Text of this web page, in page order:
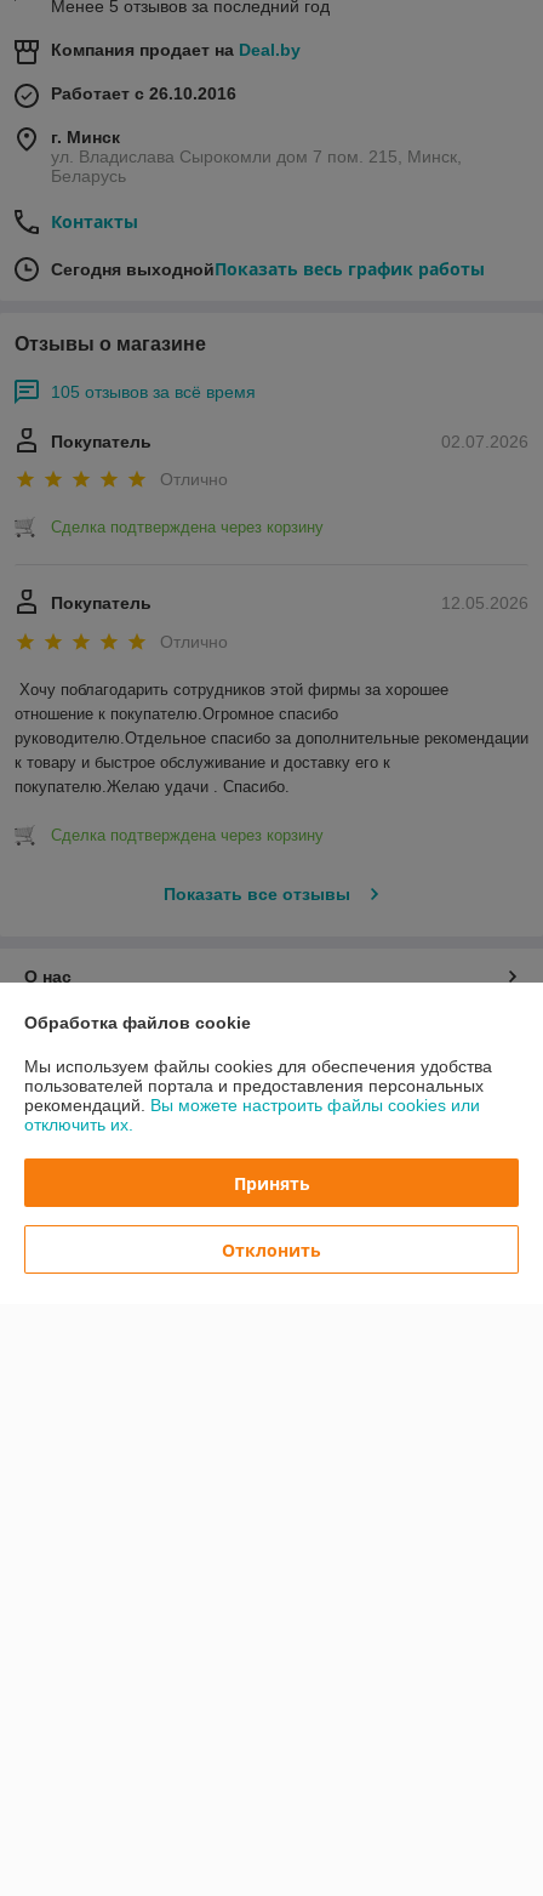
Менее 5 отзывов за последний год
Компания продает на Deal.by
Работает с 26.10.2016
г. Минск
ул. Владислава Сырокомли дом 7 пом. 215, Минск,
Беларусь
Контакты
Сегодня выходнойПоказать весь график работы
Отзывы о магазине
105 отзывов за всё время
02.07.2026
Покупатель
Отлично
Сделка подтверждена через корзину
12.05.2026
Покупатель
Отлично
Хочу поблагодарить сотрудников этой фирмы за хорошее
отношение к покупателю.Огромное спасибо
руководителю.Отдельное спасибо за дополнительные рекомендации
к товару и быстрое обслуживание и доставку его к
покупателю.Желаю удачи . Спасибо.
Сделка подтверждена через корзину
Показать все отзывы
О нас
Контакты
Доставка и оплата
Полная версия сайта
Политика обработки cookies
Обработка файлов cookie
Мы используем файлы cookies для обеспечения удобства
пользователей портала и предоставления персональных
рекомендаций. Вы можете настроить файлы cookies или
отключить их.
Принять
Отклонить